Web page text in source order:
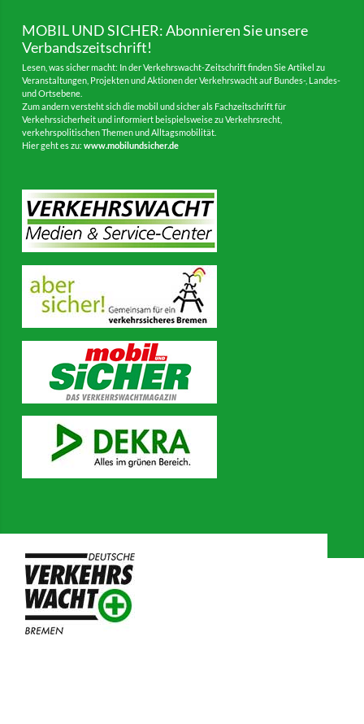
MOBIL UND SICHER: Abonnieren Sie unsere
Verbandszeitschrift!
Lesen, was sicher macht: In der Verkehrswacht-Zeitschrift finden Sie Artikel zu
Veranstaltungen, Projekten und Aktionen der Verkehrswacht auf Bundes-, Landes-
und Ortsebene.
Zum andern versteht sich die mobil und sicher als Fachzeitschrift für
Verkehrssicherheit und informiert beispielsweise zu Verkehrsrecht,
verkehrspolitischen Themen und Alltagsmobilität.
Hier geht es zu: www.mobilundsicher.de